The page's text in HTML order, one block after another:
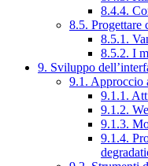
8.4.4.
8.5. Progettare
8.5.1.
8.5.2. I
9. Sviluppo
9.1. Approccio
9.1.1.
9.1.2.
9.1.3.
9.1.4.